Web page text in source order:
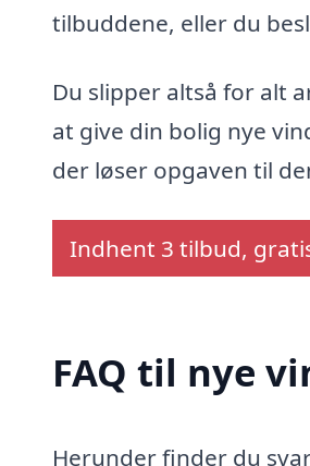
tilbuddene, eller du
Du slipper altså for alt
at give din bolig nye
der løser opgaven til
Indhent 3 tilbud,
FAQ til nye
Herunder finder du